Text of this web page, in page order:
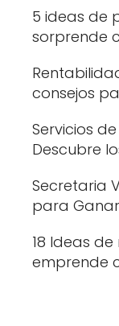
5 ideas de
sorprende
consejos
Servicios
Descubre
Secretaria
para
18 Ideas de
emprende